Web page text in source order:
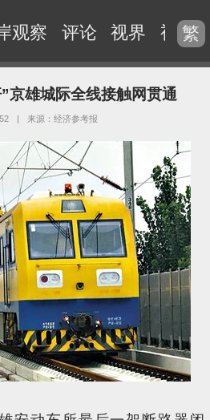
观察 评论 视界 视频
繁
京雄城际全线接触网贯通
| 来源：经济参考报